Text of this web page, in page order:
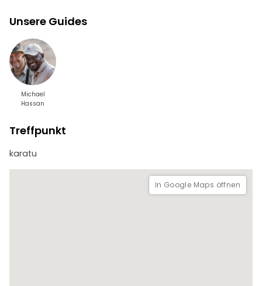
Unsere Guides
Michael
Hassan
Treffpunkt
karatu
In Google Maps öffnen